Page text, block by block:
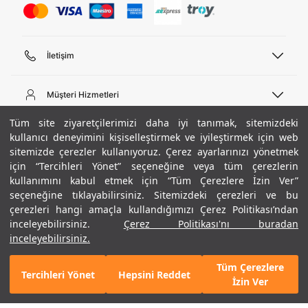
Tüm site ziyaretçilerimizi daha iyi tanımak, sitemizdeki
kullanıcı deneyimini kişiselleştirmek ve iyileştirmek için web
sitemizde çerezler kullanıyoruz. Çerez ayarlarınızı yönetmek
için “Tercihleri Yönet” seçeneğine veya tüm çerezlerin
kullanımını kabul etmek için “Tüm Çerezlere İzin Ver”
seçeneğine tıklayabilirsiniz. Sitemizdeki çerezleri ve bu
çerezleri hangi amaçla kullandığımızı Çerez Politikası’ndan
inceleyebilirsiniz.
Çerez Politikası'nı buradan
inceleyebilirsiniz.
Tercihleri Yönet Hepsini Reddet
Tüm Çerezlere
İzin Ver
+ 6 Renk
GELINCE HABER VER
İletişim
444 02 00
Pazartesi - Cuma 09:00 - 18:00
E-posta
bilgi@underarmour.com
Müşteri Hizmetleri
Sipariş Sorgulama
Bize Ulaşın
Teslimat Bilgileri
İşlem Rehberi
İade ve Değişimler
Sıkça Sorulan Sorular
Beden Rehberi
Site Haritası
Hakkımızda
Ticari Bilgiler
Hükümler ve Koşullar
Gizlilik Politikası
Çerez Politikası
Kariyer
ETBİS
UA Sosyal Medya
Instagram
Facebook
Twitter
Popüler Kategoriler
Erkek Basketbol Ayakkabısı
Çocuk Basketbol Ayakkabısı
Erkek Eşofman
Kadın Tayt